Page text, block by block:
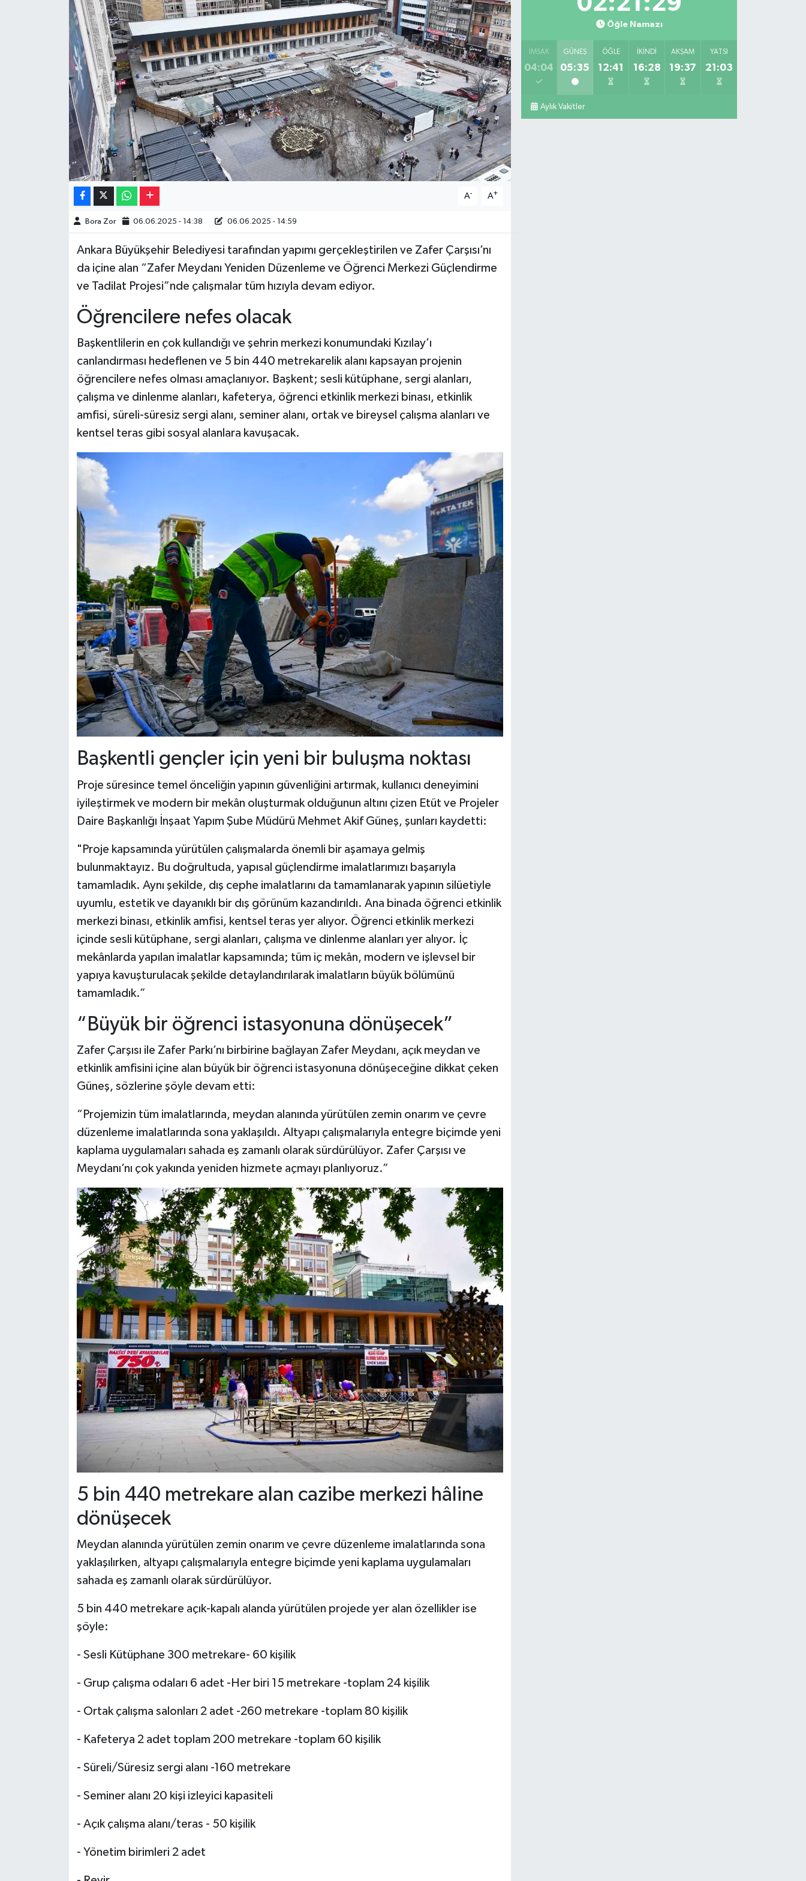
A- A+
Bora Zor 06.06.2025 - 14:38 06.06.2025 - 14:59
Ankara Büyükşehir Belediyesi tarafından yapımı gerçekleştirilen ve Zafer Çarşısı’nı
da içine alan “Zafer Meydanı Yeniden Düzenleme ve Öğrenci Merkezi Güçlendirme
ve Tadilat Projesi”nde çalışmalar tüm hızıyla devam ediyor.
Öğrencilere nefes olacak
Başkentlilerin en çok kullandığı ve şehrin merkezi konumundaki Kızılay’ı
canlandırması hedeflenen ve 5 bin 440 metrekarelik alanı kapsayan projenin
öğrencilere nefes olması amaçlanıyor. Başkent; sesli kütüphane, sergi alanları,
çalışma ve dinlenme alanları, kafeterya, öğrenci etkinlik merkezi binası, etkinlik
amfisi, süreli-süresiz sergi alanı, seminer alanı, ortak ve bireysel çalışma alanları ve
kentsel teras gibi sosyal alanlara kavuşacak.
Başkentli gençler için yeni bir buluşma noktası
Proje süresince temel önceliğin yapının güvenliğini artırmak, kullanıcı deneyimini
iyileştirmek ve modern bir mekân oluşturmak olduğunun altını çizen Etüt ve Projeler
Daire Başkanlığı İnşaat Yapım Şube Müdürü Mehmet Akif Güneş, şunları kaydetti:
"Proje kapsamında yürütülen çalışmalarda önemli bir aşamaya gelmiş
bulunmaktayız. Bu doğrultuda, yapısal güçlendirme imalatlarımızı başarıyla
tamamladık. Aynı şekilde, dış cephe imalatlarını da tamamlanarak yapının silüetiyle
uyumlu, estetik ve dayanıklı bir dış görünüm kazandırıldı. Ana binada öğrenci etkinlik
merkezi binası, etkinlik amfisi, kentsel teras yer alıyor. Öğrenci etkinlik merkezi
içinde sesli kütüphane, sergi alanları, çalışma ve dinlenme alanları yer alıyor. İç
mekânlarda yapılan imalatlar kapsamında; tüm iç mekân, modern ve işlevsel bir
yapıya kavuşturulacak şekilde detaylandırılarak imalatların büyük bölümünü
tamamladık.”
“Büyük bir öğrenci istasyonuna dönüşecek”
Zafer Çarşısı ile Zafer Parkı’nı birbirine bağlayan Zafer Meydanı, açık meydan ve
etkinlik amfisini içine alan büyük bir öğrenci istasyonuna dönüşeceğine dikkat çeken
Güneş, sözlerine şöyle devam etti:
“Projemizin tüm imalatlarında, meydan alanında yürütülen zemin onarım ve çevre
düzenleme imalatlarında sona yaklaşıldı. Altyapı çalışmalarıyla entegre biçimde yeni
kaplama uygulamaları sahada eş zamanlı olarak sürdürülüyor. Zafer Çarşısı ve
Meydanı’nı çok yakında yeniden hizmete açmayı planlıyoruz.”
5 bin 440 metrekare alan cazibe merkezi hâline
dönüşecek
Meydan alanında yürütülen zemin onarım ve çevre düzenleme imalatlarında sona
yaklaşılırken, altyapı çalışmalarıyla entegre biçimde yeni kaplama uygulamaları
sahada eş zamanlı olarak sürdürülüyor.
5 bin 440 metrekare açık-kapalı alanda yürütülen projede yer alan özellikler ise
şöyle:
- Sesli Kütüphane 300 metrekare- 60 kişilik
- Grup çalışma odaları 6 adet -Her biri 15 metrekare -toplam 24 kişilik
- Ortak çalışma salonları 2 adet -260 metrekare -toplam 80 kişilik
- Kafeterya 2 adet toplam 200 metrekare -toplam 60 kişilik
- Süreli/Süresiz sergi alanı -160 metrekare
- Seminer alanı 20 kişi izleyici kapasiteli
- Açık çalışma alanı/teras - 50 kişilik
- Yönetim birimleri 2 adet
Öğle Namazı
İMSAK
04:04
GÜNEŞ
05:35
ÖĞLE
12:41
İKINDI
16:28
AKŞAM
19:37
YATSI
21:03
Aylık Vakitler
Resmi İlanlar
Sinemalar
Siyaset
Teknoloji
Yeme-İçme